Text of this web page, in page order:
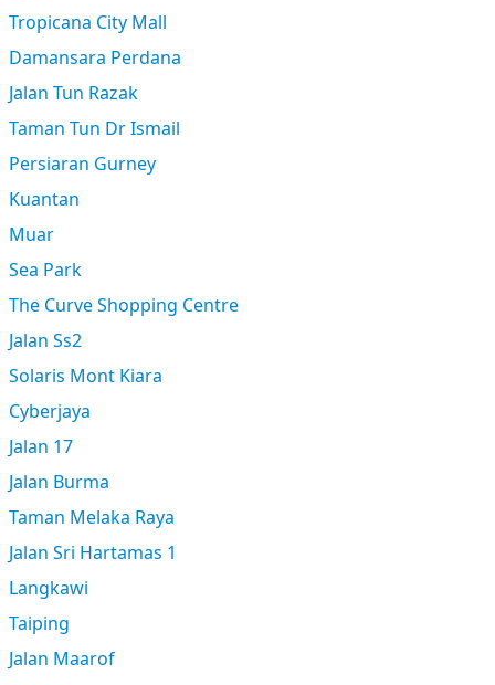
Tropicana City Mall
Damansara Perdana
Jalan Tun Razak
Taman Tun Dr Ismail
Persiaran Gurney
Kuantan
Muar
Sea Park
The Curve Shopping Centre
Jalan Ss2
Solaris Mont Kiara
Cyberjaya
Jalan 17
Jalan Burma
Taman Melaka Raya
Jalan Sri Hartamas 1
Langkawi
Taiping
Jalan Maarof